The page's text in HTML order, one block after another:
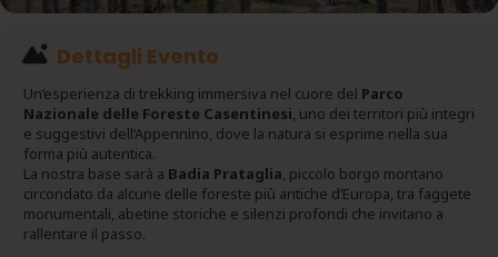
Dettagli Evento
Un’esperienza di trekking immersiva nel cuore del Parco
Nazionale delle Foreste Casentinesi, uno dei territori più integri
e suggestivi dell’Appennino, dove la natura si esprime nella sua
forma più autentica.
La nostra base sarà a Badia Prataglia, piccolo borgo montano
circondato da alcune delle foreste più antiche d’Europa, tra faggete
monumentali, abetine storiche e silenzi profondi che invitano a
rallentare il passo.